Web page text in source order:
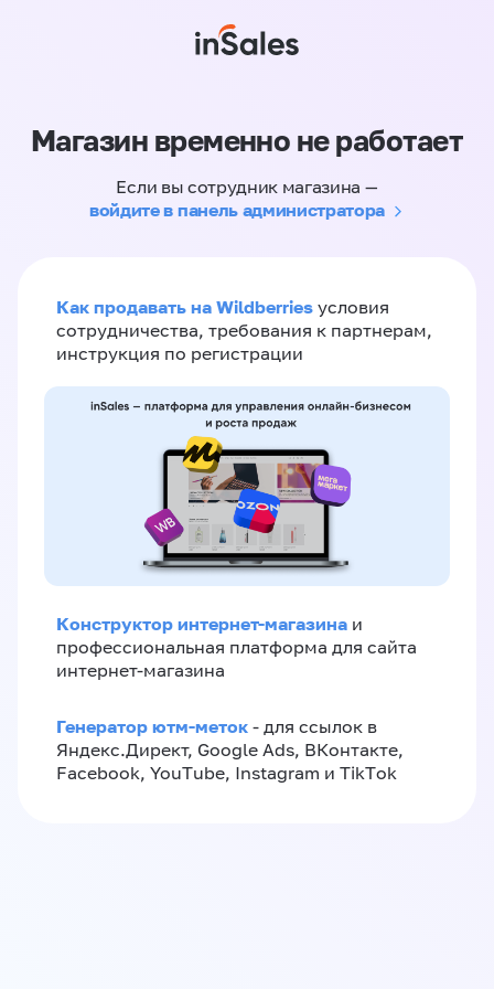
Магазин временно не работает
Если вы сотрудник магазина —
войдите в панель администратора
Как продавать на Wildberries условия
сотрудничества, требования к партнерам,
инструкция по регистрации
Конструктор интернет-магазина и
профессиональная платформа для сайта
интернет-магазина
Генератор ютм-меток - для ссылок в
Яндекс.Директ, Google Ads, ВКонтакте,
Facebook, YouTube, Instagram и TikTok